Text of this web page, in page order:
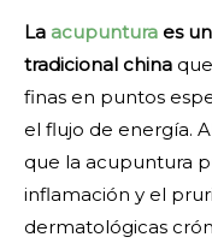
La acupuntura es
tradicional china
finas en puntos
el flujo de energía.
que la acupuntura
inflamación y el
dermatológicas